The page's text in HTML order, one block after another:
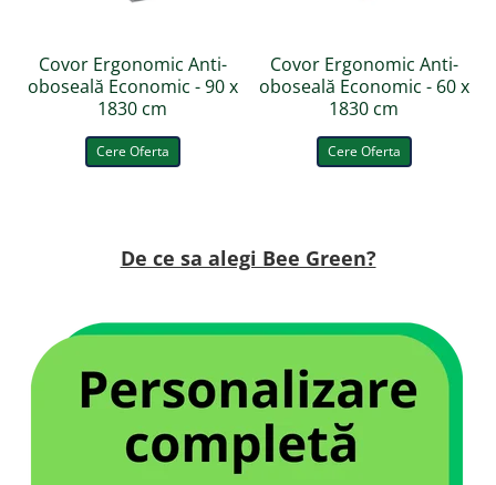
Covor Ergonomic Anti-
oboseală Economic - 90 x
1830 cm
Cere Oferta
Covor Ergonomic Anti-
oboseală Economic - 60 x
1830 cm
Cere Oferta
De ce sa alegi Bee Green?